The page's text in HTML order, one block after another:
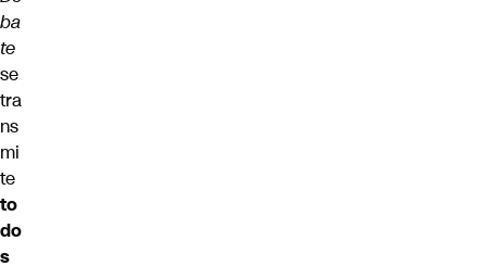
ba
te
se
tra
ns
mi
te
to
do
s